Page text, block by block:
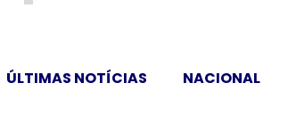
ÚLTIMAS NOTÍCIAS NACIONAL